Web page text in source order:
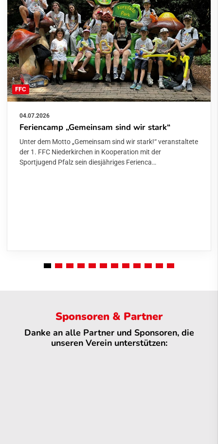
FFC
04.07.2026
Feriencamp „Gemeinsam sind wir stark“
Unter dem Motto „Gemeinsam sind wir stark!“ veranstaltete
der 1. FFC Niederkirchen in Kooperation mit der
Sportjugend Pfalz sein diesjähriges Ferienca…
Sponsoren & Partner
Danke an alle Partner und Sponsoren, die
unseren Verein unterstützen: